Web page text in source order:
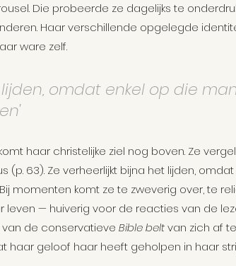
Die probeerde ze dagelijks te
Haar verschillende opgelegde
ware zelf.
omdat enkel op die
haar christelijke ziel nog boven. Ze
(p. 63). Ze verheerlijkt bijna het lijden,
momenten komt ze te zweverig over, te
leven — huiverig voor de reacties van de
de conservatieve Bible belt van zich af
haar geloof haar heeft geholpen in haar